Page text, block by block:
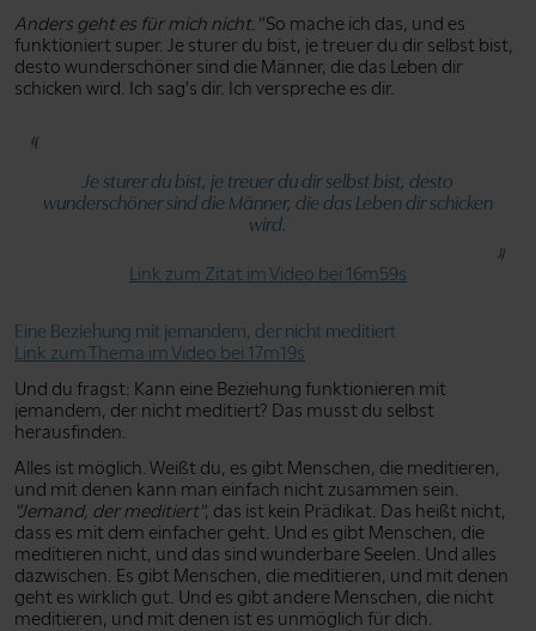
Anders geht es für mich nicht."So mache ich das, und es
funktioniert super. Je sturer du bist, je treuer du dir selbst bist,
desto wunderschöner sind die Männer, die das Leben dir
schicken wird. Ich sag's dir. Ich verspreche es dir.
Je sturer du bist, je treuer du dir selbst bist, desto
wunderschöner sind die Männer, die das Leben dir schicken
wird.
Link zum Zitat im Video bei 16m59s
Eine Beziehung mit jemandem, der nicht meditiert
Link zum Thema im Video bei 17m19s
Und du fragst: Kann eine Beziehung funktionieren mit
jemandem, der nicht meditiert? Das musst du selbst
herausfinden.
Alles ist möglich. Weißt du, es gibt Menschen, die meditieren,
und mit denen kann man einfach nicht zusammen sein.
"Jemand, der meditiert", das ist kein Prädikat. Das heißt nicht,
dass es mit dem einfacher geht. Und es gibt Menschen, die
meditieren nicht, und das sind wunderbare Seelen. Und alles
dazwischen. Es gibt Menschen, die meditieren, und mit denen
geht es wirklich gut. Und es gibt andere Menschen, die nicht
meditieren, und mit denen ist es unmöglich für dich.